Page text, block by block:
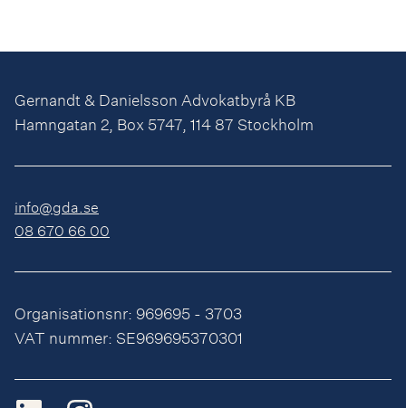
Gernandt & Danielsson Advokatbyrå KB
Hamngatan 2, Box 5747, 114 87 Stockholm
info@gda.se
08 670 66 00
Organisationsnr: 969695 - 3703
VAT nummer: SE969695370301